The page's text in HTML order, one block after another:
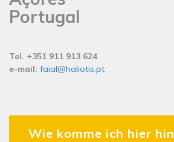
Portugal
Tel. +351 911 913 624
e-mail: faial@haliotis.pt
Wie komme ich hier hin